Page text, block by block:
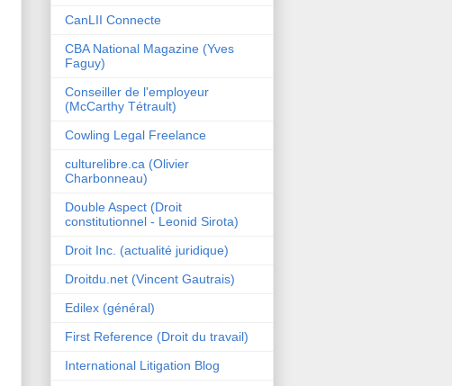
CanLII Connecte
CBA National Magazine (Yves
Faguy)
Conseiller de l'employeur
(McCarthy Tétrault)
Cowling Legal Freelance
culturelibre.ca (Olivier
Charbonneau)
Double Aspect (Droit
constitutionnel - Leonid Sirota)
Droit Inc. (actualité juridique)
Droitdu.net (Vincent Gautrais)
Edilex (général)
First Reference (Droit du travail)
International Litigation Blog